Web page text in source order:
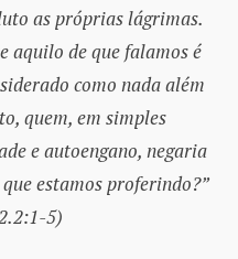
as próprias lágrimas.
aquilo de que falamos é
como nada além
quem, em simples
e autoengano, negaria
estamos proferindo?”
5)